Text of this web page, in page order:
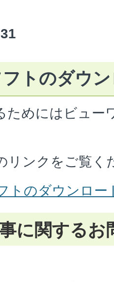
トのダウ
ためにはビュー
リンクをご覧く
トのダウンロー
に関するお